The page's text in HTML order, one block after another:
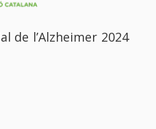
de l’Alzheimer 2024